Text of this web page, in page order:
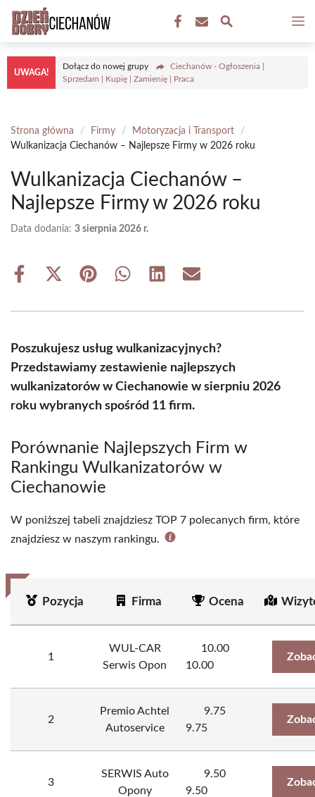
treści
UWAGA!
Dołącz do nowej grupy
Ciechanów - Ogłoszenia |
Sprzedam | Kupię | Zamienię | Praca
Strona główna / Firmy / Motoryzacja i Transport
/
Wulkanizacja Ciechanów – Najlepsze Firmy w 2026 roku
Wulkanizacja Ciechanów –
Najlepsze Firmy w 2026 roku
Data dodania: 3 sierpnia 2026 r.
Share
Share
(Twitter)
Share Share Share Share
Poszukujesz usług wulkanizacyjnych?
Przedstawiamy zestawienie najlepszych
wulkanizatorów w Ciechanowie w sierpniu 2026
roku wybranych spośród 11 firm.
Porównanie Najlepszych Firm w
Rankingu Wulkanizatorów w
Ciechanowie
W poniższej tabeli znajdziesz TOP 7 polecanych firm, które
znajdziesz w naszym rankingu.
Pozycja Firma Ocena
1
WUL-CAR
Serwis Opon
10.00
10.00
2
Premio Achtel
Autoservice
9.75
9.75
3
SERWIS Auto
Opony
9.50
9.50